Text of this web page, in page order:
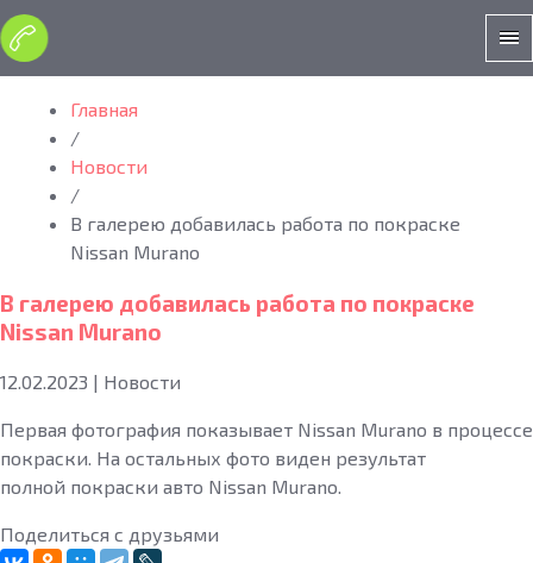
Главная
/
Новости
/
В галерею добавилась работа по покраске
Nissan Murano
В галерею добавилась работа по покраске
Nissan Murano
12.02.2023 | Новости
Первая фотография показывает Nissan Murano в процессе
покраски. На остальных фото виден результат
полной покраски авто Nissan Murano.
Поделиться с друзьями